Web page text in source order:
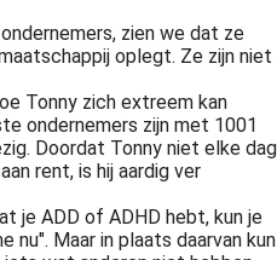
zien we dat ze
oplegt. Ze zijn niet
Tonny zich extreem kan
ondernemers zijn met 1001
Doordat Tonny niet elke dag
rent, is hij aardig ver
je ADD of ADHD hebt, kun je
nu". Maar in plaats daarvan kun